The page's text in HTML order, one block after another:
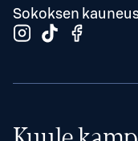
Sokoksen